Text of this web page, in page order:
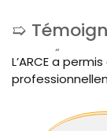
L’ARCE a